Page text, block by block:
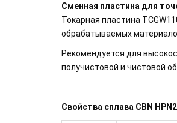
Сменная пластина для
Токарная пластина
обрабатываемых
Рекомендуется для
получистовой и чистовой
Свойства сплава CBN